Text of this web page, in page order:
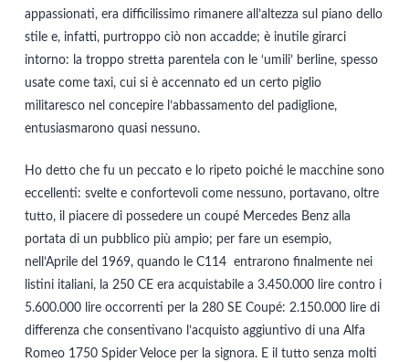
appassionati, era difficilissimo rimanere all’altezza sul piano dello
stile e, infatti, purtroppo ciò non accadde; è inutile girarci
intorno: la troppo stretta parentela con le ‘umili’ berline, spesso
usate come taxi, cui si è accennato ed un certo piglio
militaresco nel concepire l’abbassamento del padiglione,
entusiasmarono quasi nessuno.
Ho detto che fu un peccato e lo ripeto poiché le macchine sono
eccellenti: svelte e confortevoli come nessuno, portavano, oltre
tutto, il piacere di possedere un coupé Mercedes Benz alla
portata di un pubblico più ampio; per fare un esempio,
nell’Aprile del 1969, quando le C114 entrarono finalmente nei
listini italiani, la 250 CE era acquistabile a 3.450.000 lire contro i
5.600.000 lire occorrenti per la 280 SE Coupé: 2.150.000 lire di
differenza che consentivano l’acquisto aggiuntivo di una Alfa
Romeo 1750 Spider Veloce per la signora. E il tutto senza molti